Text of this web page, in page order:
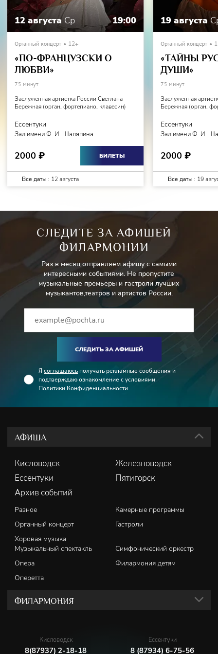
12 августа Ср 19:00
Органный концерт 12+
«ПО-ФРАНЦУЗСКИ О
ЛЮБВИ»
75 минут
Заслуженная артистка России Светлана
Бережная (орган, фортепиано, клавесин)
Ессентуки
Зал имени Ф. И. Шаляпина
2000 ₽ БИЛЕТЫ
Все даты : 12 августа
19 августа
Органный концерт
«ТАЙНЫ
ДУШИ»
75 минут
Заслуженная
Бережная (орган,
Ессентуки
Зал имени Ф. И.
2000 ₽
Все даты : 19
СЛЕДИТЕ ЗА АФИШЕЙ
ФИЛАРМОНИИ
Раз в месяц отправляем афишу с самыми
интересными событиями. Не пропустите
музыкальные премьеры и гастроли лучших
музыкантов,театров и артистов России.
СЛЕДИТЬ ЗА АФИШЕЙ
Я соглашаюсь получать рекламные сообщения и
подтверждаю ознакомление с условиями
Политики Конфиденциальности
АФИША
Кисловодск
Железноводск
Ессентуки
Пятигорск
Архив событий
Разное
Камерные программы
Органный концерт
Гастроли
Хоровая музыка
Музыкальный спектакль
Симфонический оркестр
Опера
Филармония детям
Оперетта
ФИЛАРМОНИЯ
Кисловодск
8(87937) 2-18-18
Ессентуки
8 (87934) 6-75-56